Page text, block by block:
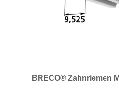
BRECO® Zahnriemen